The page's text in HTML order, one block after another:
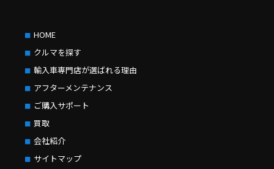
HOME
クルマを探す
輸入車専門店が選ばれる理由
アフターメンテナンス
ご購入サポート
買取
会社紹介
サイトマップ